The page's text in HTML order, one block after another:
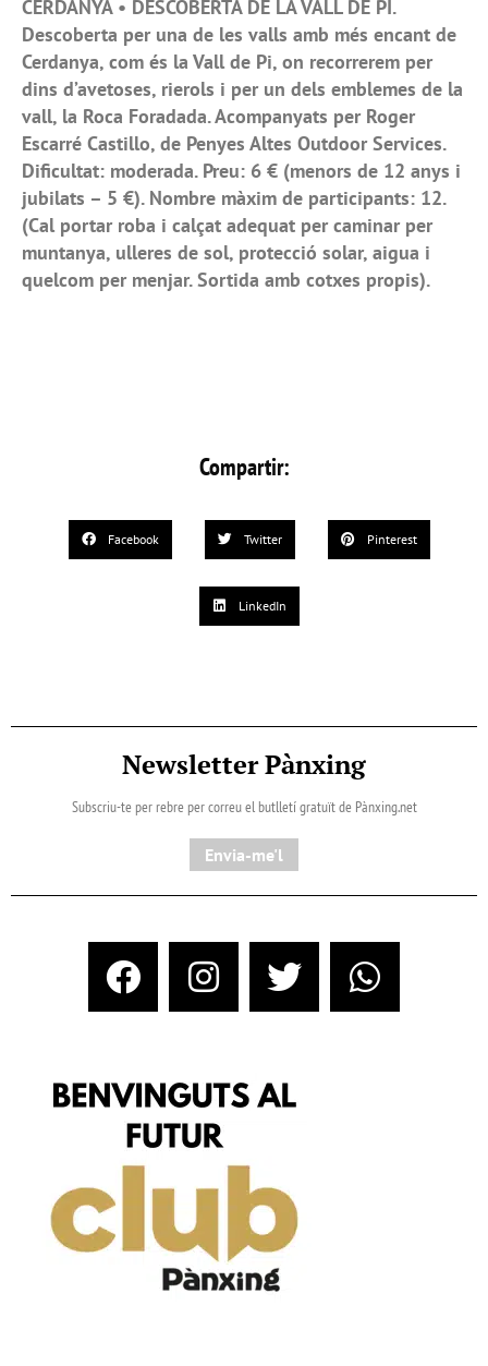
CERDANYA • DESCOBERTA DE LA VALL DE PI.
Descoberta per una de les valls amb més encant de
Cerdanya, com és la Vall de Pi, on recorrerem per
dins d’avetoses, rierols i per un dels emblemes de la
vall, la Roca Foradada. Acompanyats per Roger
Escarré Castillo, de Penyes Altes Outdoor Services.
Dificultat: moderada. Preu: 6 € (menors de 12 anys i
jubilats – 5 €). Nombre màxim de participants: 12.
(Cal portar roba i calçat adequat per caminar per
muntanya, ulleres de sol, protecció solar, aigua i
quelcom per menjar. Sortida amb cotxes propis).
Compartir:
Facebook Twitter Pinterest
LinkedIn
Newsletter Pànxing
Subscriu-te per rebre per correu el butlletí gratuït de Pànxing.net​
Envia-me'l